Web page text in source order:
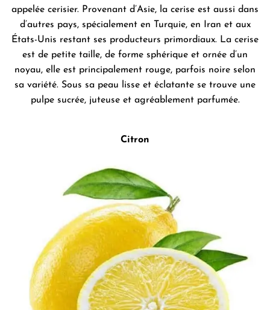
appelée cerisier. Provenant d’Asie, la cerise est aussi dans
d’autres pays, spécialement en Turquie, en Iran et aux
États-Unis restant ses producteurs primordiaux. La cerise
est de petite taille, de forme sphérique et ornée d’un
noyau, elle est principalement rouge, parfois noire selon
sa variété. Sous sa peau lisse et éclatante se trouve une
pulpe sucrée, juteuse et agréablement parfumée.
Citron